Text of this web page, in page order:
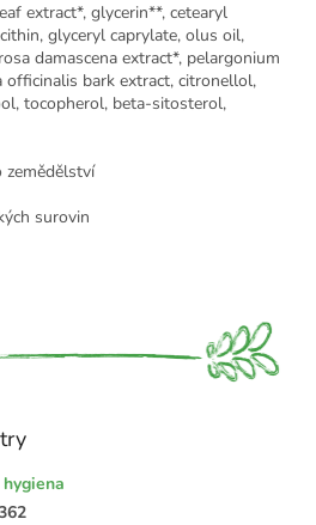
extract*, glycerin**, cetearyl
glyceryl caprylate, olus oil,
damascena extract*, pelargonium
officinalis bark extract, citronellol,
tocopherol, beta-sitosterol,
zemědělství
surovin